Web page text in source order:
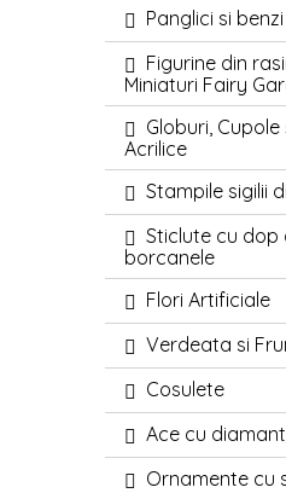
Panglici si
Figurine din
Miniaturi Fairy
Globuri, Cupole
Acrilice
Stampile sigilii
Sticlute cu dop
borcanele
Flori Artificiale
Verdeata si
Cosulete
Ace cu
Ornamente cu